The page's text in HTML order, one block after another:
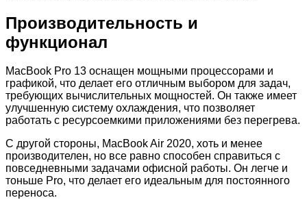
Производительность и
функционал
MacBook Pro 13 оснащен мощными процессорами и
графикой, что делает его отличным выбором для задач,
требующих вычислительных мощностей. Он также имеет
улучшенную систему охлаждения, что позволяет
работать с ресурсоемкими приложениями без перегрева.
С другой стороны, MacBook Air 2020, хоть и менее
производителен, но все равно способен справиться с
повседневными задачами офисной работы. Он легче и
тоньше Pro, что делает его идеальным для постоянного
переноса.